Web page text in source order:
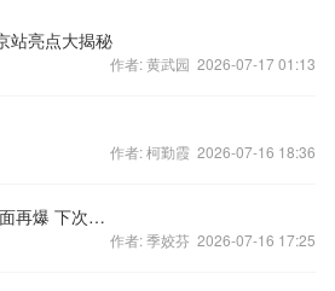
站亮点大揭秘
作者: 黄武园 2026-07-17 01:13
作者: 柯勤霞 2026-07-16 18:36
《九阳神功》手游新版画面再爆 下次测试将启
作者: 季姣芬 2026-07-16 17:25